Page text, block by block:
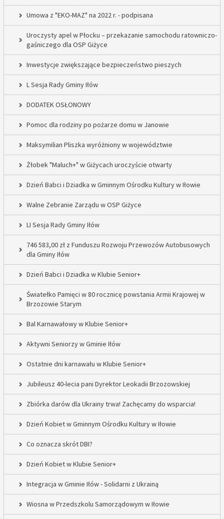
Umowa z "EKO-MAZ" na 2022 r. - podpisana
Uroczysty apel w Płocku – przekazanie samochodu ratowniczo-
gaśniczego dla OSP Giżyce
Inwestycje zwiększające bezpieczeństwo pieszych
L Sesja Rady Gminy Iłów
DODATEK OSŁONOWY
Pomoc dla rodziny po pożarze domu w Janowie
Maksymilian Pliszka wyróżniony w województwie
Żłobek "Maluch+" w Giżycach uroczyście otwarty
Dzień Babci i Dziadka w Gminnym Ośrodku Kultury w Iłowie
Walne Zebranie Zarządu w OSP Giżyce
LI Sesja Rady Gminy Iłów
746 583,00 zł z Funduszu Rozwoju Przewozów Autobusowych
dla Gminy Iłów
Dzień Babci i Dziadka w Klubie Senior+
Światełko Pamięci w 80 rocznicę powstania Armii Krajowej w
Brzozowie Starym
Bal Karnawałowy w Klubie Senior+
Aktywni Seniorzy w Gminie Iłów
Ostatnie dni karnawału w Klubie Senior+
Jubileusz 40-lecia pani Dyrektor Leokadii Brzozowskiej
Zbiórka darów dla Ukrainy trwa! Zachęcamy do wsparcia!
Dzień Kobiet w Gminnym Ośrodku Kultury w Iłowie
Co oznacza skrót DBI?
Dzień Kobiet w Klubie Senior+
Integracja w Gminie Iłów - Solidarni z Ukrainą
Wiosna w Przedszkolu Samorządowym w Iłowie